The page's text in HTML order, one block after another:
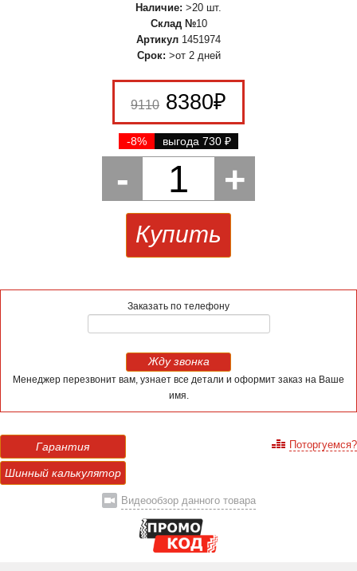
Наличие: >20 шт.
Склад №10
Артикул 1451974
Срок: >от 2 дней
9110 8380₽
-8% выгода 730 ₽
- 1 +
Купить
Заказать по телефону
Жду звонка
Менеджер перезвонит вам, узнает все детали и оформит заказ на Ваше
имя.
Гарантия
Шинный калькулятор
Поторгуемся?
Видеообзор данного товара